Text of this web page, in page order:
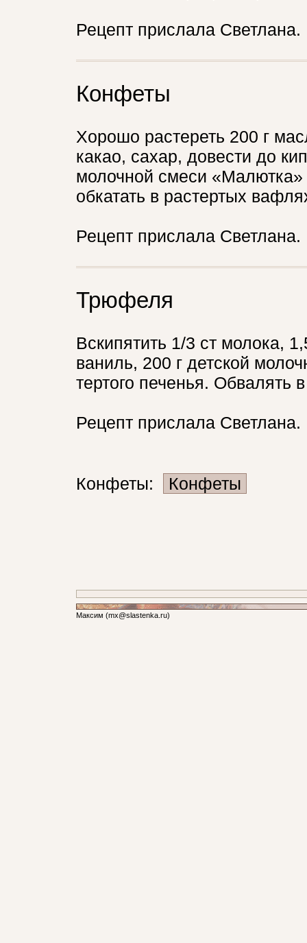
Рецепт прислала Светлана.
Конфеты
Хорошо растереть 200 г
какао, сахар, довести до
молочной смеси
обкатать в растертых
Рецепт прислала Светлана.
Трюфеля
Вскипятить 1/3 ст молока,
ваниль, 200 г детской
тертого печенья. Обвалять
Рецепт прислала Светлана.
Конфеты: Конфеты
Максим (mx@slastenka.ru)